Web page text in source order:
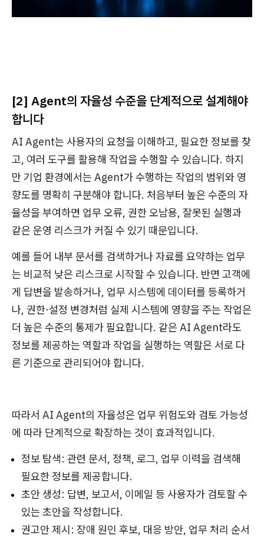
[2] Agent의 자율성 수준을 단계적으로 설계해야
합니다
AI Agent는 사용자의 요청을 이해하고, 필요한 정보를 찾
고, 여러 도구를 활용해 작업을 수행할 수 있습니다. 하지
만 기업 환경에서는 Agent가 수행하는 작업의 범위와 영
향도를 명확히 구분해야 합니다. 처음부터 높은 수준의 자
율성을 부여하면 업무 오류, 권한 오남용, 잘못된 실행과
같은 운영 리스크가 커질 수 있기 때문입니다.
예를 들어 내부 문서를 검색하거나 자료를 요약하는 업무
는 비교적 낮은 리스크로 시작할 수 있습니다. 반면 고객에
게 답변을 발송하거나, 업무 시스템에 데이터를 등록하거
나, 권한·설정 변경처럼 실제 시스템에 영향을 주는 작업은
더 높은 수준의 통제가 필요합니다. 같은 AI Agent라도
정보를 제공하는 역할과 작업을 실행하는 역할은 서로 다
른 기준으로 관리되어야 합니다.
따라서 AI Agent의 자율성은 업무 위험도와 검토 가능성
에 따라 단계적으로 확장하는 것이 효과적입니다.
정보 탐색: 관련 문서, 정책, 로그, 업무 이력을 검색해
필요한 정보를 제공합니다.
초안 생성: 답변, 보고서, 이메일 등 사용자가 검토할 수
있는 초안을 작성합니다.
권고안 제시: 장애 원인 후보, 대응 방안, 업무 처리 순서